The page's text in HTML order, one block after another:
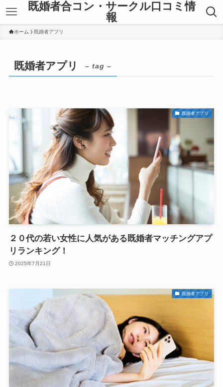
既婚者合コン・サークル口コミ情
報
ホーム 既婚者アプリ
既婚者アプリ – tag –
既婚者アプリ
２０代の若い女性に人気がある既婚者マッチングアプ
リランキング！
2025年7月21日
既婚者アプリ